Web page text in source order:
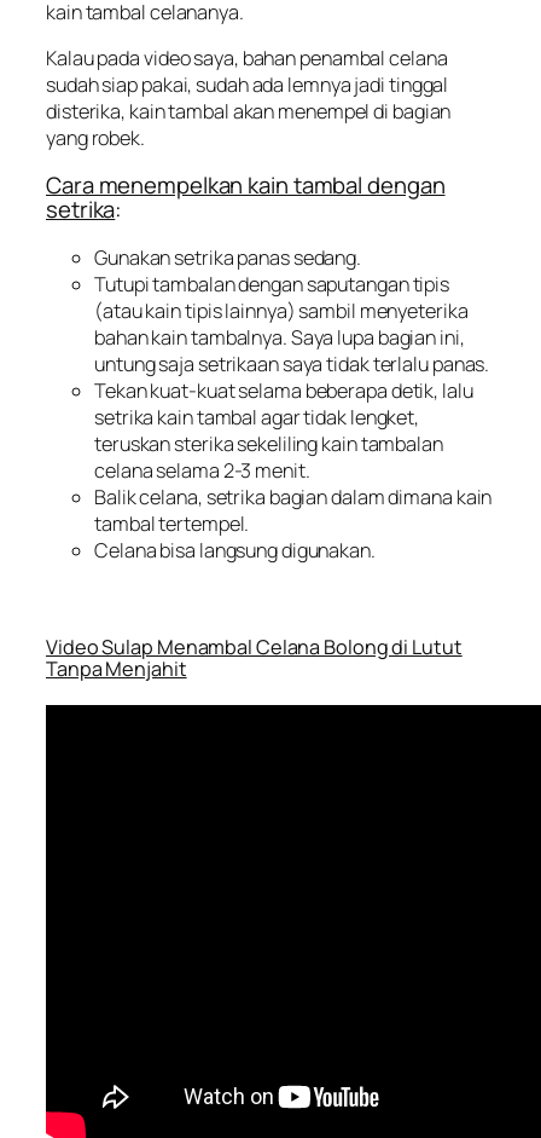
kain tambal celananya.
Kalau pada video saya, bahan penambal celana
sudah siap pakai, sudah ada lemnya jadi tinggal
disterika, kain tambal akan menempel di bagian
yang robek.
Cara menempelkan kain tambal dengan
setrika:
Gunakan setrika panas sedang.
Tutupi tambalan dengan saputangan tipis
(atau kain tipis lainnya) sambil menyeterika
bahan kain tambalnya. Saya lupa bagian ini,
untung saja setrikaan saya tidak terlalu panas.
Tekan kuat-kuat selama beberapa detik, lalu
setrika kain tambal agar tidak lengket,
teruskan sterika sekeliling kain tambalan
celana selama 2-3 menit.
Balik celana, setrika bagian dalam dimana kain
tambal tertempel.
Celana bisa langsung digunakan.
Video Sulap Menambal Celana Bolong di Lutut
Tanpa Menjahit